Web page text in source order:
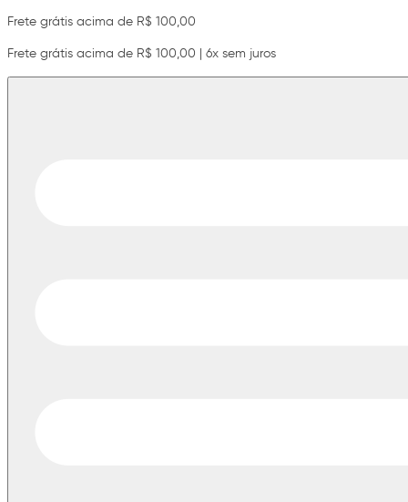
Frete grátis acima de R$ 100,00
Frete grátis acima de R$ 100,00 | 6x sem juros